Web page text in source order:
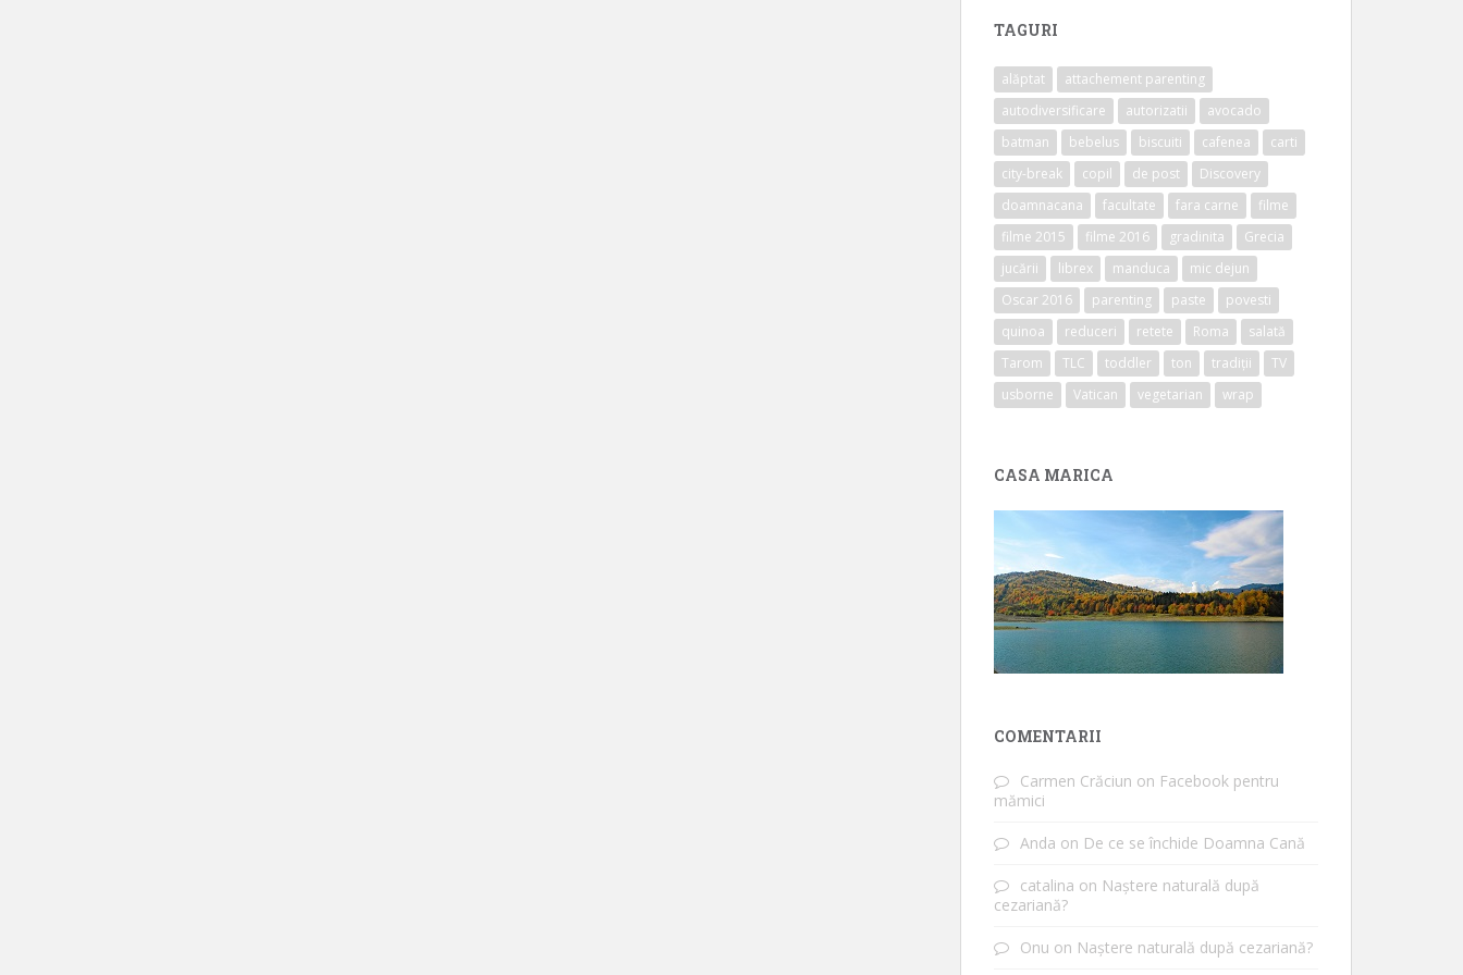
TAGURI
alăptat
attachement parenting
autodiversificare
autorizatii
avocado
batman
bebelus biscuiti cafenea
carti
city-break
copil de post
Discovery
doamnacana
facultate fara carne
filme
filme 2015
filme 2016 gradinita
Grecia
jucării
librex manduca
mic dejun
Oscar 2016
parenting paste
povesti
quinoa
reduceri retete Roma
salată
Tarom
TLC toddler ton tradiții
TV
usborne
Vatican vegetarian wrap
CASA MARICA
COMENTARII
Carmen Crăciun on Facebook pentru
mămici
Anda on De ce se închide Doamna Cană
catalina on Naștere naturală după
cezariană?
Onu on Naștere naturală după cezariană?